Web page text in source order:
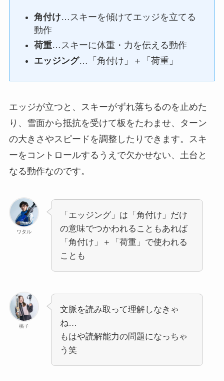
角付け…スキーを傾けてエッジを立てる
動作
荷重…スキーに体重・力を伝える動作
エッジング…「角付け」＋「荷重」
エッジが立つと、スキーがずれ落ちるのを止めた
り、雪面から抵抗を受けて板をたわませ、ターン
の大きさやスピードを調整したりできます。スキ
ーをコントロールするうえで欠かせない、土台と
なる動作なのです。
ワタル
「エッジング」は「角付け」だけ
の意味でつかわれることもあれば
「角付け」＋「荷重」で使われる
ことも
桃子
文脈を読み取って理解しなきゃ
ね…
もはや読解能力の問題になっちゃ
う笑